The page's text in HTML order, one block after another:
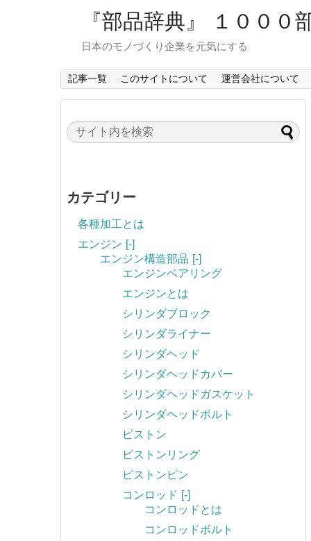
『部品辞典』 １００
日本のモノづくり企業を元気にする
記事一覧 このサイトについて 運営会社について
カテゴリー
各種加工とは
エンジン [-]
エンジン構造部品 [-]
エンジンベアリング
エンジンとは
シリンダブロック
シリンダライナー
シリンダヘッド
シリンダヘッドカバー
シリンダヘッドガスケット
シリンダヘッドボルト
ピストン
ピストンリング
ピストンピン
コンロッド [-]
コンロッドとは
コンロッドボルト